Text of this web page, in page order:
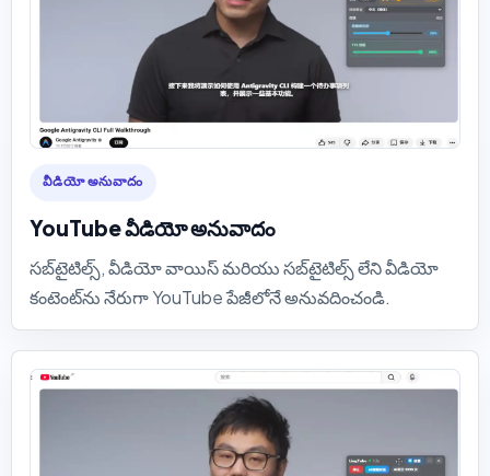
వీడియో అనువాదం
YouTube వీడియో అనువాదం
సబ్‌టైటిల్స్, వీడియో వాయిస్ మరియు సబ్‌టైటిల్స్ లేని వీడియో
కంటెంట్‌ను నేరుగా YouTube పేజీలోనే అనువదించండి.